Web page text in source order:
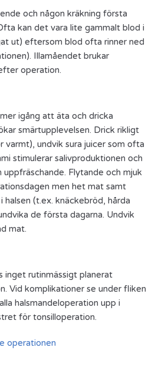
och någon kräkning första
kan det vara lite gammalt blod i
ut) eftersom blod ofta rinner ned
Illamåendet brukar
operation.
igång att äta och dricka
smärtupplevelsen. Drick rikligt
varmt), undvik sura juicer som ofta
stimulerar salivproduktionen och
uppfräschande. Flytande och mjuk
men het mat samt
halsen (t.ex. knäckebröd, hårda
de första dagarna. Undvik
mat.
inget rutinmässigt planerat
Vid komplikationer se under fliken
halsmandeloperation upp i
för tonsilloperation.
operationen